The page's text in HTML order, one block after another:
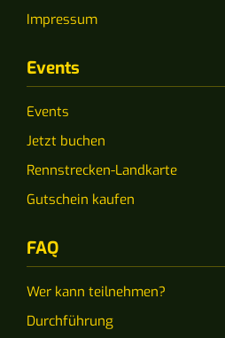
Impressum
Events
Events
Jetzt buchen
Rennstrecken-Landkarte
Gutschein kaufen
FAQ
Wer kann teilnehmen?
Durchführung